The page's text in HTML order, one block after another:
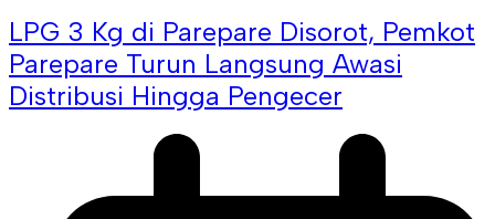
LPG 3 Kg di Parepare Disorot, Pemkot
Parepare Turun Langsung Awasi
Distribusi Hingga Pengecer